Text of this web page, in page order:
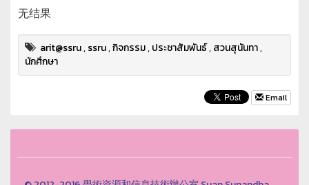
无结果
arit@ssru,ssru,กิจกรรม,ประชาสัมพันธ์,สวนสุนันทา,
นักศึกษา
Email